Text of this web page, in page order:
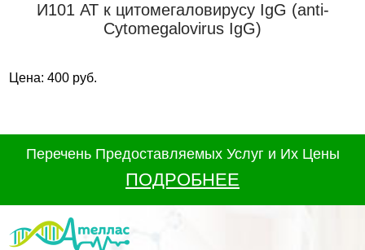
И101 АТ к цитомегаловирусу IgG (anti-
Cуtomegalovirus IgG)
Цена: 400 руб.
Перечень Предоставляемых Услуг и Их Цены
ПОДРОБНЕЕ